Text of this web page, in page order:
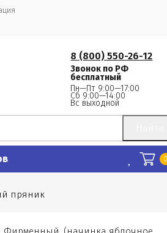
8 (800) 550-26-12
Звонок по РФ
бесплатный
Пн—Пт 9:00—17:00
Сб 9:00—14:00
Вс выходной
пряник